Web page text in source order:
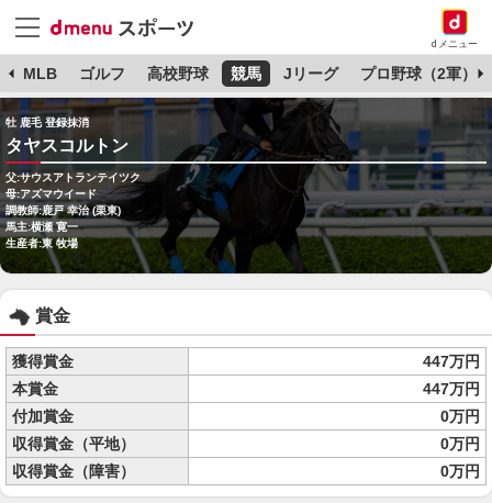
dメニュー
MLB ゴルフ 高校野球 競馬 Jリーグ プロ野球（2軍）
牡 鹿毛 登録抹消
タヤスコルトン
父:サウスアトランテイツク
母:アズマウイード
調教師:鹿戸 幸治 (栗東)
馬主:横瀬 寛一
生産者:東 牧場
賞金
獲得賞金
447万円
本賞金
447万円
付加賞金
0万円
収得賞金（平地）
0万円
収得賞金（障害）
0万円